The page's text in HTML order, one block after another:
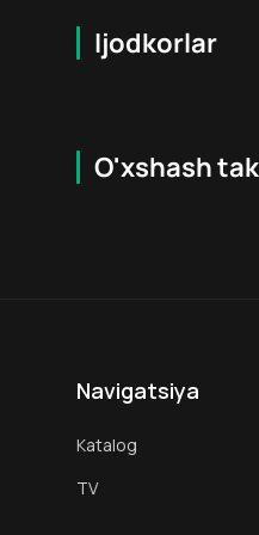
Ijodkorlar
O'xshash
Navigatsiya
Katalog
TV